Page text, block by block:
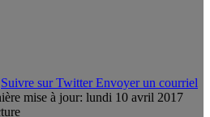
Suivre sur Twitter Envoyer un courriel
mise à jour: lundi 10 avril 2017